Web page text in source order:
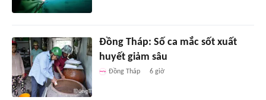
Đồng Tháp: Số ca mắc sốt xuất
huyết giảm sâu
Đồng Tháp 6 giờ